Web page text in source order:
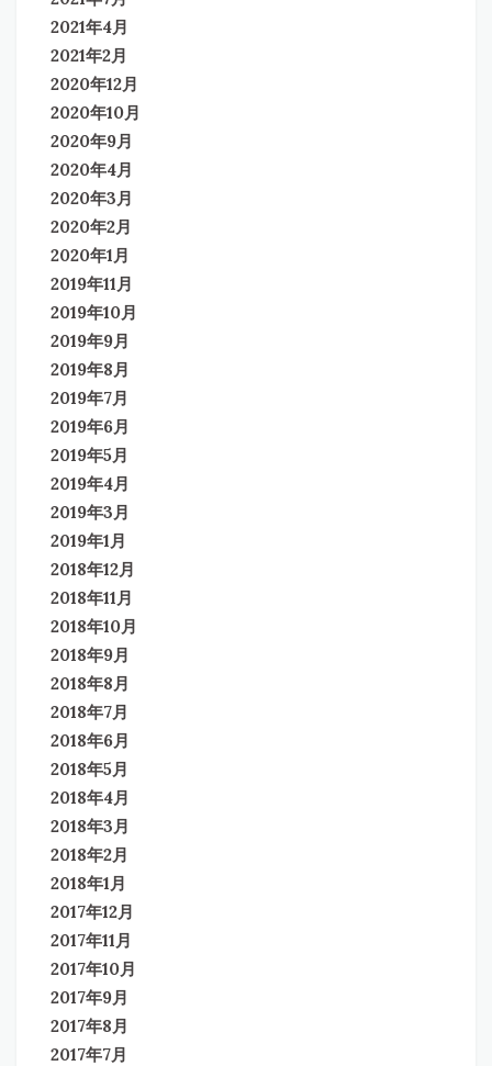
2021年4月
2021年2月
2020年12月
2020年10月
2020年9月
2020年4月
2020年3月
2020年2月
2020年1月
2019年11月
2019年10月
2019年9月
2019年8月
2019年7月
2019年6月
2019年5月
2019年4月
2019年3月
2019年1月
2018年12月
2018年11月
2018年10月
2018年9月
2018年8月
2018年7月
2018年6月
2018年5月
2018年4月
2018年3月
2018年2月
2018年1月
2017年12月
2017年11月
2017年10月
2017年9月
2017年8月
2017年7月